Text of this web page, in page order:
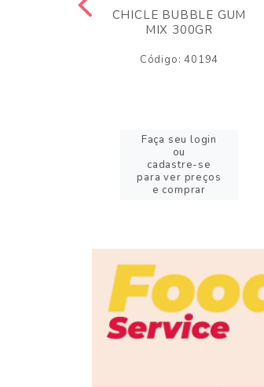
CHICLE BUBBLE GUM
MIX 300GR
Código: 40194
Faça seu login
ou
cadastre-se
para ver preços
e comprar